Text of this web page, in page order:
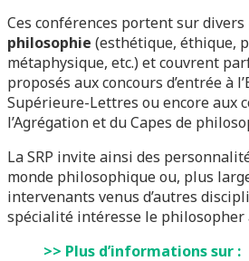
Ces conférences portent sur divers
philosophie (esthétique, éthique,
métaphysique, etc.) et couvrent
proposés aux concours d’entrée à
Supérieure-Lettres ou encore aux
l’Agrégation et du Capes de
La SRP invite ainsi des
monde philosophique ou, plus
intervenants venus d’autres
spécialité intéresse le philosopher
>> Plus d’informations sur :